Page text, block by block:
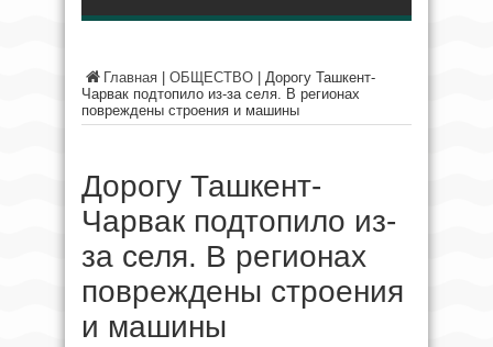
Главная ОБЩЕСТВО
Дорогу Ташкент-
Чарвак подтопило из-за селя. В регионах
повреждены строения и машины
Дорогу Ташкент-
Чарвак подтопило из-
за селя. В регионах
повреждены строения
и машины